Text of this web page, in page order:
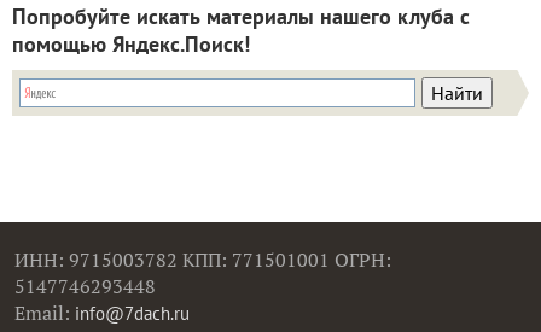
Попробуйте искать материалы нашего клуба с
помощью Яндекс.Поиск!
ИНН: 9715003782 КПП: 771501001 ОГРН:
5147746293448
Email: info@7dach.ru